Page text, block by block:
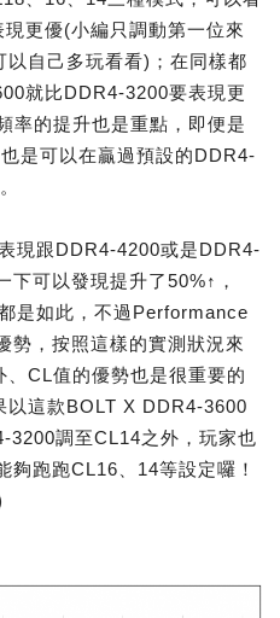
更優(小編只調動第一位來
自己多玩看看)；在同樣都
就比DDR4-3200要表現更
率的提升也是重點，即便是
是可以在贏過預設的DDR4-
現跟DDR4-4200或是DDR4-
下可以發現提升了50%↑，
是如此，不過Performance
勢，按照這樣的實測狀況來
CL值的優勢也是很重要的
以這款BOLT X DDR4-3600
3200調至CL14之外，玩家也
夠跑跑CL16、14等設定囉！